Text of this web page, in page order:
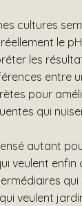
cultures
le
les
entre
pour
qui
autant
veulent enfin
veulent